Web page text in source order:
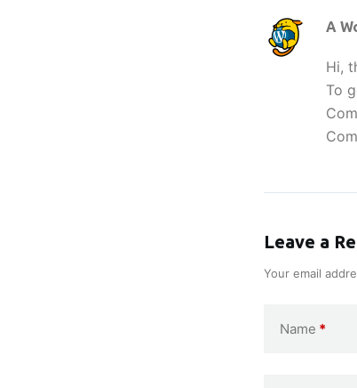
A
Hi,
To
Leave a
Your email
Name *